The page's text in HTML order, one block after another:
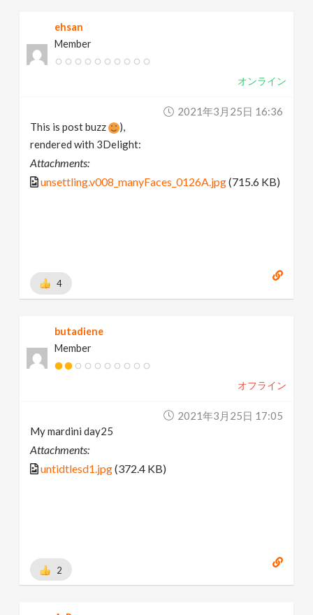
ehsan
Member
オンライン
2021年3月25日 16:36
This is post buzz
),
rendered with 3Delight:
Attachments:
unsettling.v008_manyFaces_0126A.jpg(715.6 KB)
4
butadiene
Member
オフライン
2021年3月25日 17:05
My mardini day25
Attachments:
untidtlesd1.jpg(372.4 KB)
2